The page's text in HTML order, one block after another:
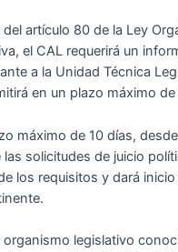
artículo 80 de la Ley
el CAL requerirá un
a la Unidad Técnica
en un plazo máximo
máximo de 10 días,
solicitudes de juicio
los requisitos y dará
legislativo